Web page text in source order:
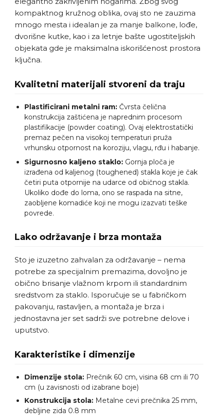
kompaktnog kružnog oblika, ovaj sto ne zauzima
mnogo mesta i idealan je za manje balkone, lođe,
dvorišne kutke, kao i za letnje bašte ugostiteljskih
objekata gde je maksimalna iskorišćenost prostora
ključna.
Kvalitetni materijali stvoreni da traju
Plastificirani metalni ram: Čvrsta čelična
konstrukcija zaštićena je naprednim procesom
plastifikacije (powder coating). Ovaj elektrostatički
premaz pečen na visokoj temperaturi pruža
vrhunsku otpornost na koroziju, vlagu, rđu i habanje.
Sigurnosno kaljeno staklo: Gornja ploča je
izrađena od kaljenog (toughened) stakla koje je čak
četiri puta otpornije na udarce od običnog stakla.
Ukoliko dođe do loma, ono se raspada na sitne,
zaobljene komadiće koji ne mogu izazvati teške
povrede.
Lako održavanje i brza montaža
Sto je izuzetno zahvalan za održavanje – nema
potrebe za specijalnim premazima, dovoljno je
obično brisanje vlažnom krpom ili standardnim
sredstvom za staklo. Isporučuje se u fabričkom
pakovanju, rastavljen, a montaža je brza i
jednostavna jer set sadrži sve potrebne delove i
uputstvo.
Karakteristike i dimenzije
Dimenzije stola: Prečnik 60 cm, visina 68 cm ili 70
cm (u zavisnosti od izabrane boje)
Konstrukcija stola: Metalne cevi prečnika 25 mm,
debljine zida 0.8 mm